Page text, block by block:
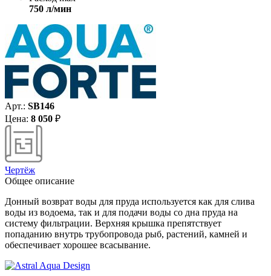
750 л/мин
Арт.: SB146
Цена: 8 050 ₽
Чертёж
Общее описание
Донный возврат воды для пруда используется как для слива
воды из водоема, так и для подачи воды со дна пруда на
систему фильтрации. Верхняя крышка препятствует
попаданию внутрь трубопровода рыб, растений, камней и
обеспечивает хорошее всасывание.